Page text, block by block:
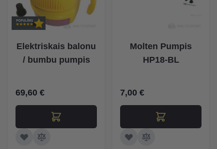
Elektriskais balonu
/ bumbu pumpis
69,60 €
Molten Pumpis
HP18-BL
7,00 €